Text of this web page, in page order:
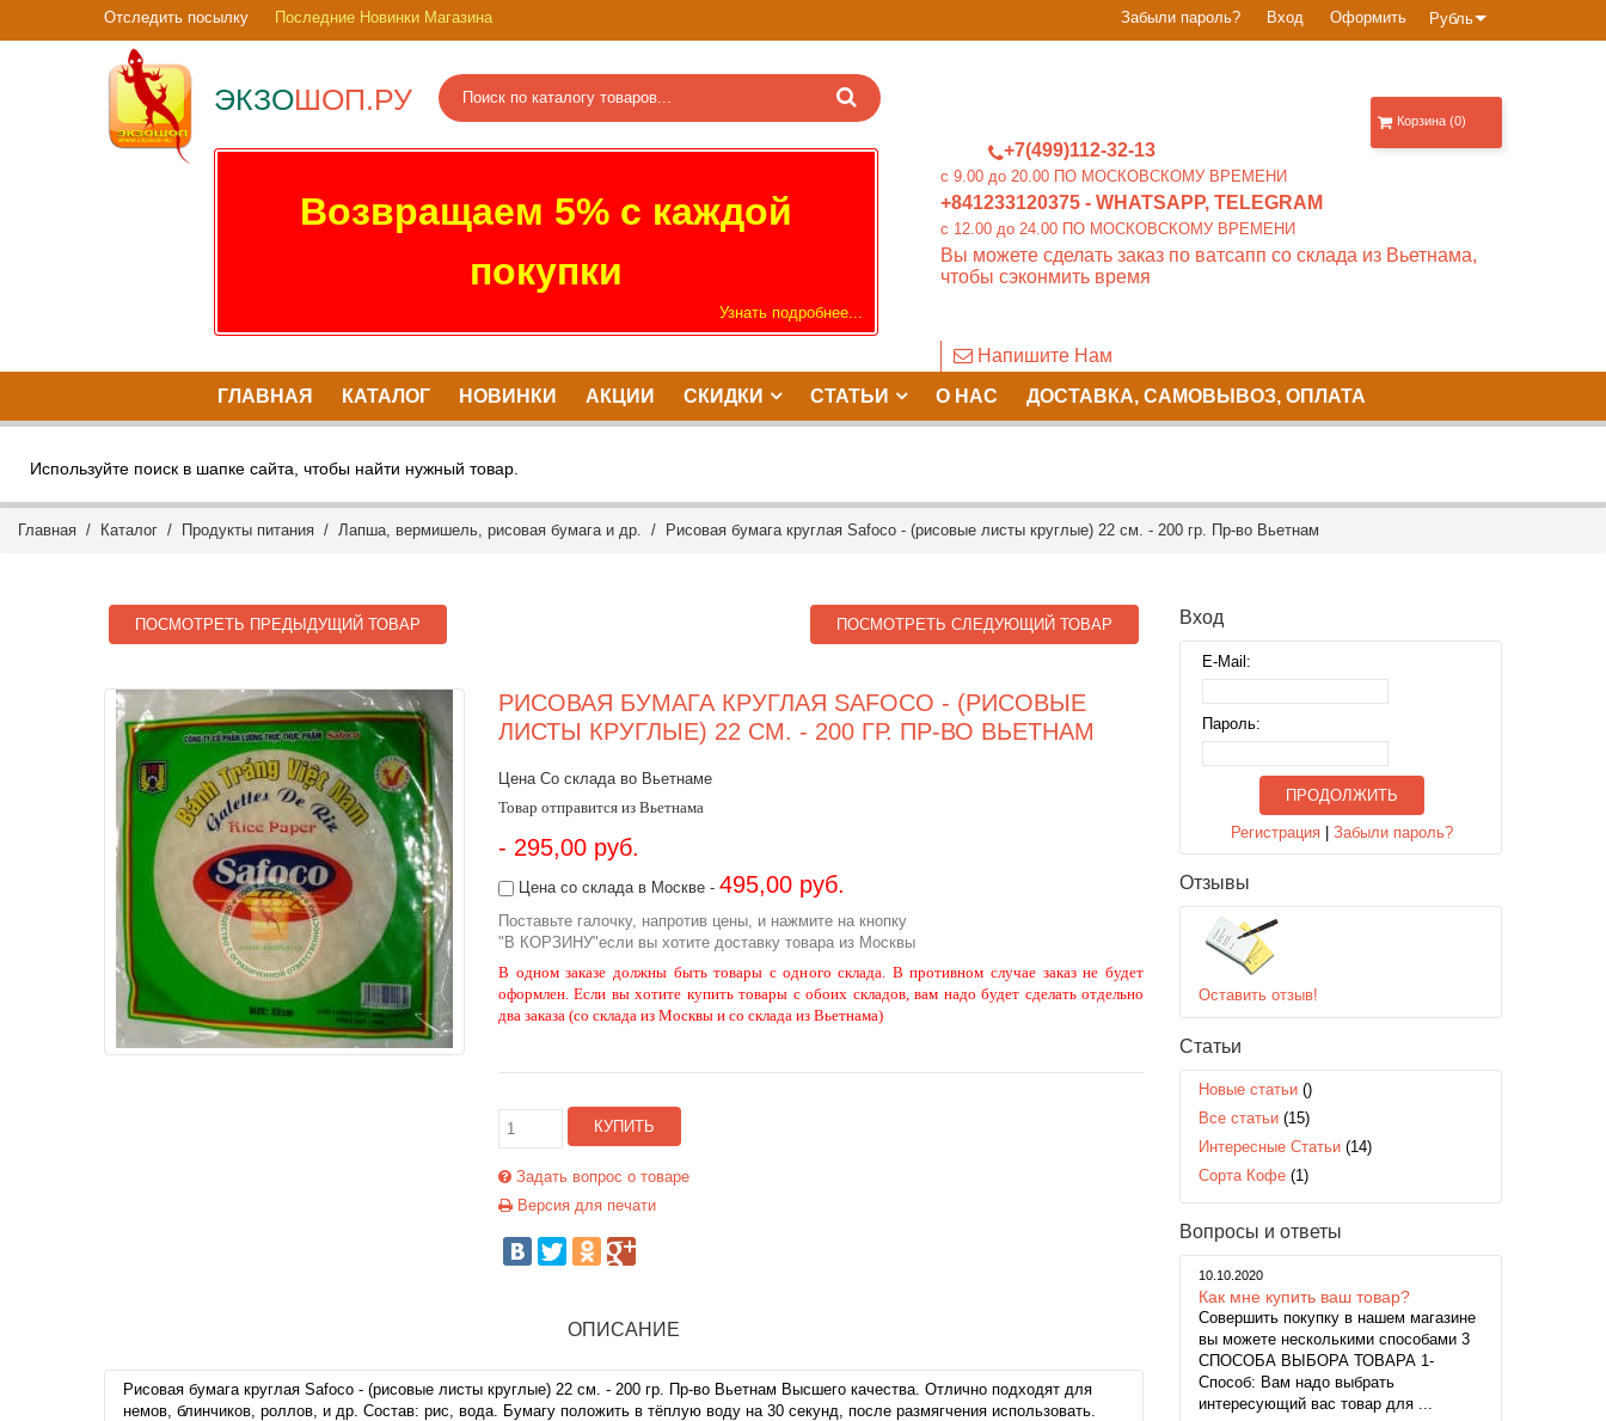
Рубль
Забыли пароль? Вход Оформить
Отследить посылку Последние Новинки Магазина
ЭКЗОШОП.РУ
+7(499)112-32-13
c 9.00 до 20.00 ПО МОСКОВСКОМУ ВРЕМЕНИ
+841233120375 - WHATSAPP, TELEGRAM
c 12.00 до 24.00 ПО МОСКОВСКОМУ ВРЕМЕНИ
Вы можете сделать заказ по ватсапп со склада из Вьетнама,
чтобы сэконмить время
Напишите Нам
Возвращаем 5% с каждой
покупки
Узнать подробнее...
Корзина (0)
ГЛАВНАЯ КАТАЛОГ НОВИНКИ АКЦИИ СКИДКИ СТАТЬИ О НАС ДОСТАВКА, САМОВЫВОЗ, ОПЛАТА
Используйте поиск в шапке сайта, чтобы найти нужный товар.
Главная / Каталог / Продукты питания / Лапша, вермишель, рисовая бумага и др. / Рисовая бумага круглая Safoco - (рисовые листы круглые) 22 см. - 200 гр. Пр-во Вьетнам
ПОСМОТРЕТЬ ПРЕДЫДУЩИЙ ТОВАР ПОСМОТРЕТЬ СЛЕДУЮЩИЙ ТОВАР
РИСОВАЯ БУМАГА КРУГЛАЯ SAFOCO - (РИСОВЫЕ
ЛИСТЫ КРУГЛЫЕ) 22 СМ. - 200 ГР. ПР-ВО ВЬЕТНАМ
Цена Со склада во Вьетнаме
Товар отправится из Вьетнама
- 295,00 руб.
Цена со склада в Москве - 495,00 руб.
Поставьте галочку, напротив цены, и нажмите на кнопку
"В КОРЗИНУ"если вы хотите доставку товара из Москвы
В одном заказе должны быть товары с одного склада. В противном случае заказ не будет
оформлен. Если вы хотите купить товары с обоих складов, вам надо будет сделать отдельно
два заказа (со склада из Москвы и со склада из Вьетнама)
КУПИТЬ
Задать вопрос о товаре
Версия для печати
ОПИСАНИЕ
Рисовая бумага круглая Safoco - (рисовые листы круглые) 22 см. - 200 гр. Пр-во Вьетнам Высшего качества. Отлично подходят для
немов, блинчиков, роллов, и др. Состав: рис, вода. Бумагу положить в тёплую воду на 30 секунд, после размягчения использовать.
Вход
E-Mail:
Пароль:
ПРОДОЛЖИТЬ
Регистрация |Забыли пароль?
Отзывы
Оставить отзыв!
Статьи
Новые статьи ()
Все статьи (15)
Интересные Статьи (14)
Сорта Кофе (1)
Вопросы и ответы
10.10.2020
Как мне купить ваш товар?
Совершить покупку в нашем магазине
вы можете несколькими способами 3
СПОСОБА ВЫБОРА ТОВАРА 1-
Способ: Вам надо выбрать
интересующий вас товар для ...